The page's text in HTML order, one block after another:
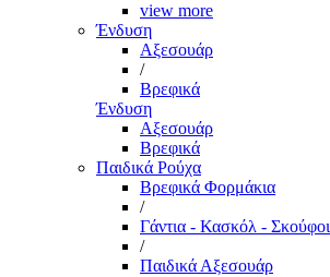
view more
Ένδυση
Αξεσουάρ
/
Βρεφικά
Ένδυση
Αξεσουάρ
Βρεφικά
Παιδικά Ρούχα
Βρεφικά Φορμάκια
/
Γάντια - Κασκόλ - Σκούφοι
/
Παιδικά Αξεσουάρ